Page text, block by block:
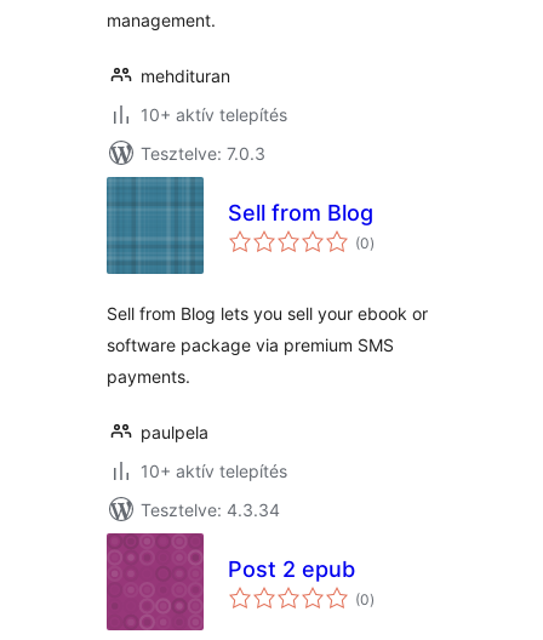
management.
mehdituran
10+ aktív telepítés
Tesztelve: 7.0.3
Sell from Blog
(0értékelés
összesen
)
Sell from Blog lets you sell your ebook or
software package via premium SMS
payments.
paulpela
10+ aktív telepítés
Tesztelve: 4.3.34
Post 2 epub
(0értékelés
összesen
)